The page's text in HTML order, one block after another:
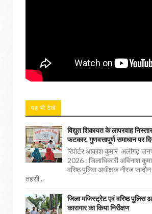
यह भी देखें
विद्युत शिकायत के लापरवाह
फटकार, गुणवत्तापूर्ण समाधान पर
रिपोर्टर आकाश कुमार अलीगढ़
2026 : जिलाधिकारी अविनाश
वरिष्ठ पुलिस अधीक्षक नीरज
तहसी...
जिला मजिस्ट्रेट एवं वरिष्ठ पुलिस
कारागार का किया निरीक्षण